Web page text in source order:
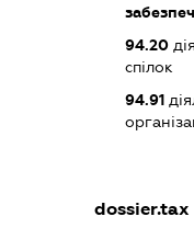
94.20
спілок
94.91
dossier.tax